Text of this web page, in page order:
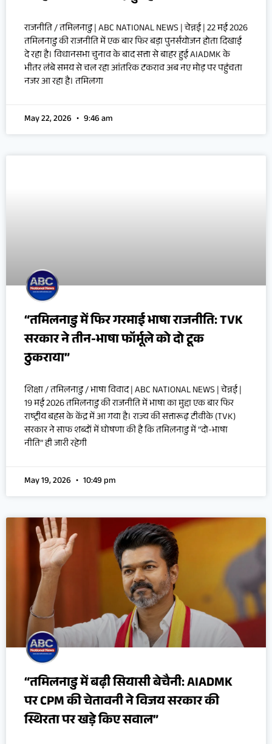
राजनीति / तमिलनाडु | ABC NATIONAL NEWS | चेन्नई | 22 मई 2026
तमिलनाडु की राजनीति में एक बार फिर बड़ा पुनर्संयोजन होता दिखाई
दे रहा है। विधानसभा चुनाव के बाद सत्ता से बाहर हुई AIADMK के
भीतर लंबे समय से चल रहा आंतरिक टकराव अब नए मोड़ पर पहुंचता
नजर आ रहा है। तमिलगा
May 22, 2026 9:46 am
“तमिलनाडु में फिर गरमाई भाषा राजनीति: TVK
सरकार ने तीन-भाषा फॉर्मूले को दो टूक
ठुकराया”
शिक्षा / तमिलनाडु / भाषा विवाद | ABC NATIONAL NEWS | चेन्नई |
19 मई 2026 तमिलनाडु की राजनीति में भाषा का मुद्दा एक बार फिर
राष्ट्रीय बहस के केंद्र में आ गया है। राज्य की सत्तारूढ़ टीवीके (TVK)
सरकार ने साफ शब्दों में घोषणा की है कि तमिलनाडु में “दो-भाषा
नीति” ही जारी रहेगी
May 19, 2026 10:49 pm
“तमिलनाडु में बढ़ी सियासी बेचैनी: AIADMK
पर CPM की चेतावनी ने विजय सरकार की
स्थिरता पर खड़े किए सवाल”